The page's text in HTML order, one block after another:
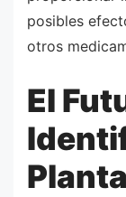
posibles
otros
El